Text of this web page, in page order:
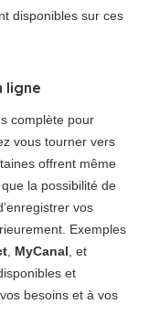
disponibles sur ces
ligne
complète pour
vous tourner vers
offrent même
la possibilité de
vos
Exemples
MyCanal , et
et
besoins et à vos